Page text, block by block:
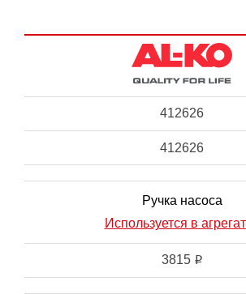
412626
412626
Ручка насоса
Используется в
3815 i